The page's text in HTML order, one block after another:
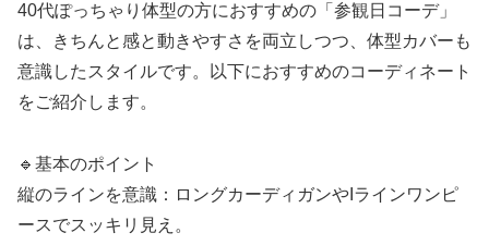
40代ぽっちゃり体型の方におすすめの「参観日コーデ」
は、きちんと感と動きやすさを両立しつつ、体型カバーも
意識したスタイルです。以下におすすめのコーディネート
をご紹介します。
🔹基本のポイント
縦のラインを意識：ロングカーディガンやIラインワンピ
ースでスッキリ見え。